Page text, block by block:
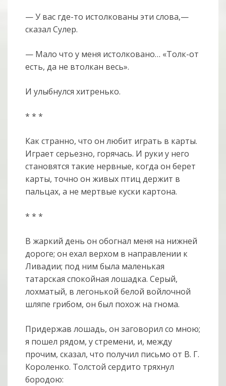
— У вас где-то истолкованы эти слова,—
сказал Сулер.
— Мало что у меня истолковано… «Толк-от
есть, да не втолкан весь».
И улыбнулся хитренько.
* * *
Как странно, что он любит играть в карты.
Играет серьезно, горячась. И руки у него
становятся такие нервные, когда он берет
карты, точно он живых птиц держит в
пальцах, а не мертвые куски картона.
* * *
В жаркий день он обогнал меня на нижней
дороге; он ехал верхом в направлении к
Ливадии; под ним была маленькая
татарская спокойная лошадка. Серый,
лохматый, в легонькой белой войлочной
шляпе грибом, он был похож на гнома.
Придержав лошадь, он заговорил со мною;
я пошел рядом, у стремени, и, между
прочим, сказал, что получил письмо от В. Г.
Короленко. Толстой сердито тряхнул
бородою: